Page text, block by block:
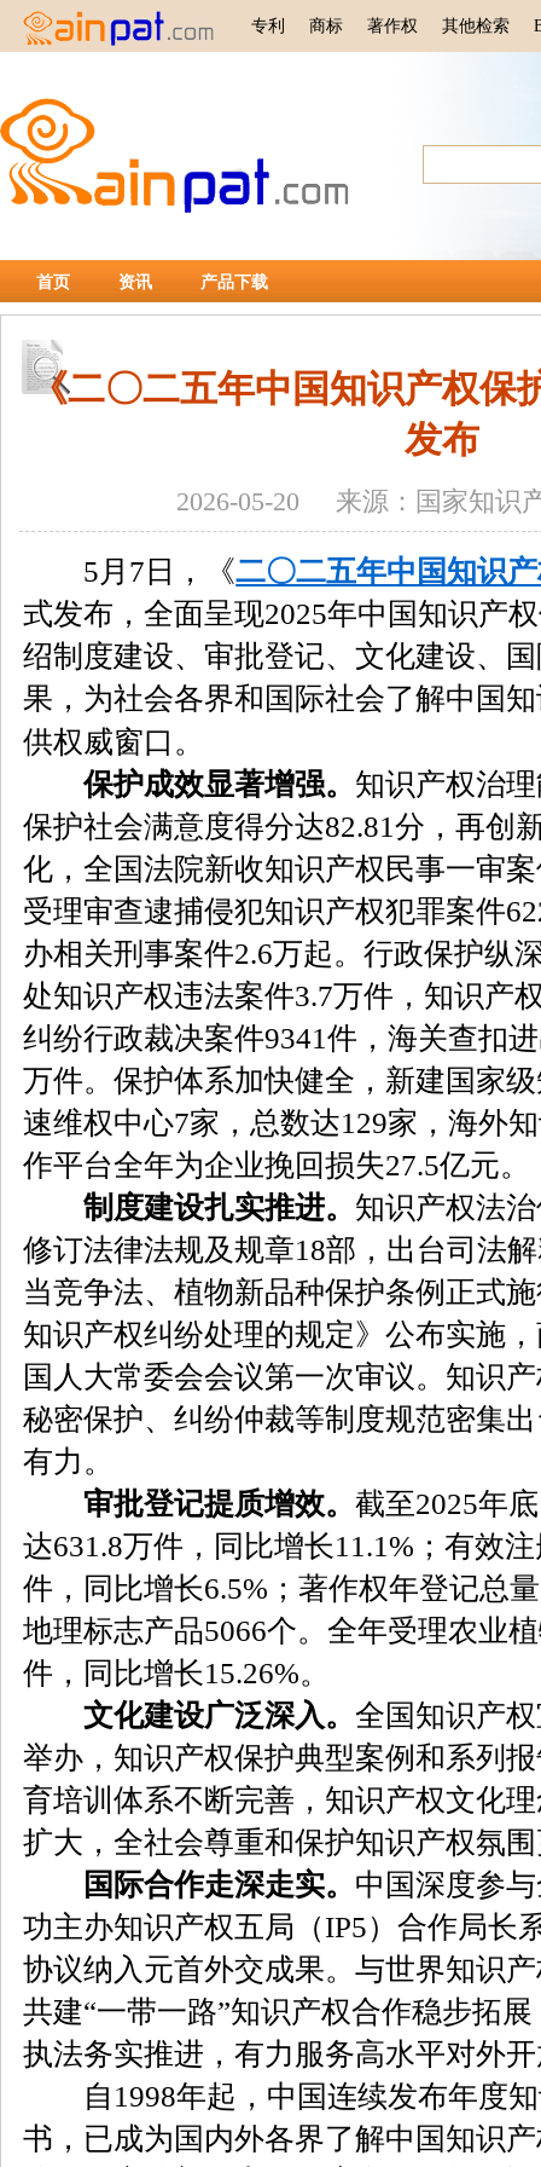
专利 商标 著作权 其他检索
首页 资讯 产品下载
《二〇二五年中国知识产权保
发布
2026-05-20 来源：国家知识
5月7日，《二〇二五年中国知识
式发布，全面呈现2025年中国知识产
绍制度建设、审批登记、文化建设、
果，为社会各界和国际社会了解中国
供权威窗口。
保护成效显著增强。 知识产权治
保护社会满意度得分达82.81分，再创
化，全国法院新收知识产权民事一审
受理审查逮捕侵犯知识产权犯罪案件
办相关刑事案件2.6万起。行政保护纵
处知识产权违法案件3.7万件，知识产
纠纷行政裁决案件9341件，海关查扣
万件。保护体系加快健全，新建国家
速维权中心7家，总数达129家，海外
作平台全年为企业挽回损失27.5亿元。
制度建设扎实推进。 知识产权法
修订法律法规及规章18部，出台司法
当竞争法、植物新品种保护条例正式
知识产权纠纷处理的规定》公布实施
国人大常委会会议第一次审议。知识
秘密保护、纠纷仲裁等制度规范密集
有力。
审批登记提质增效。截至2025年
达631.8万件，同比增长11.1%；有效
件，同比增长6.5%；著作权年登记总
地理标志产品5066个。全年受理农业
件，同比增长15.26%。
文化建设广泛深入。全国知识产
举办，知识产权保护典型案例和系列
育培训体系不断完善，知识产权文化
扩大，全社会尊重和保护知识产权氛
国际合作走深走实。 中国深度参
功主办知识产权五局（IP5）合作局长
协议纳入元首外交成果。与世界知识
共建“一带一路”知识产权合作稳步拓
执法务实推进，有力服务高水平对外
自1998年起，中国连续发布年度知
书，已成为国内外各界了解中国知识